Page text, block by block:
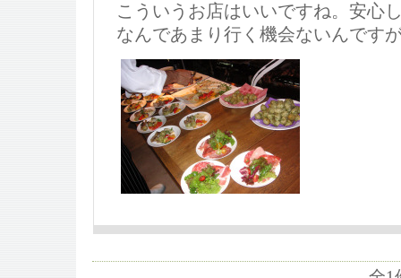
こういうお店はいいですね。安心
なんであまり行く機会ないんです